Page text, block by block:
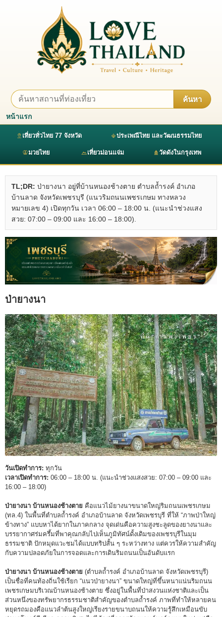
ค้นหา
หน้าแรก
เที่ยวทั่วไทย 77 จังหวัด ประเพณีไทย และวัฒนธรรมไทย
มวยไทย เที่ยวม่อนแจ่ม วัดดังในกรุงเทพ
TL;DR: ป่ายางนา อยู่ที่บ้านหนองช้างตาย ตำบลถ้ำรงค์ อำเภอ
บ้านลาด จังหวัดเพชรบุรี (แนวริมถนนเพชรเกษม ทางหลวง
หมายเลข 4) เปิดทุกวัน เวลา 06:00 – 18:00 น. (แนะนำช่วงแสง
สวย: 07:00 – 09:00 และ 16:00 – 18:00).
ป่ายางนา
วันเปิดทำการ: ทุกวัน
เวลาเปิดทำการ: 06:00 – 18:00 น. (แนะนำช่วงแสงสวย: 07:00 – 09:00 และ
16:00 – 18:00)
ป่ายางนา บ้านหนองช้างตาย คือแนวไม้ยางนาขนาดใหญ่ริมถนนเพชรเกษม
(ทล.4) ในพื้นที่ตำบลถ้ำรงค์ อำเภอบ้านลาด จังหวัดเพชรบุรี ที่ให้ “ภาพป่าใหญ่
ข้างทาง” แบบหาได้ยากในภาคกลาง จุดเด่นคือความสูงชะลูดของยางนาและ
บรรยากาศร่มครึ้มที่พาคุณกลับไปเห็นภูมิทัศน์ดั้งเดิมของเพชรบุรีในมุม
ธรรมชาติ ปักหมุดแวะชมได้แบบทริปสั้น ๆ ระหว่างทาง แต่ควรให้ความสำคัญ
กับความปลอดภัยในการจอดและการเดินริมถนนเป็นอันดับแรก
ป่ายางนา บ้านหนองช้างตาย (ตำบลถ้ำรงค์ อำเภอบ้านลาด จังหวัดเพชรบุรี)
เป็นชื่อที่คนท้องถิ่นใช้เรียก “แนวป่ายางนา” ขนาดใหญ่ที่ขึ้นหนาแน่นริมถนน
เพชรเกษมบริเวณบ้านหนองช้างตาย ซึ่งอยู่ในพื้นที่ป่าสงวนแห่งชาติและเป็น
ส่วนหนึ่งของทรัพยากรธรรมชาติสำคัญของตำบลถ้ำรงค์ ภาพที่ทำให้หลายคน
หยุดรถมองคือแนวลำต้นสูงใหญ่เรียงรายขนาบถนนให้ความรู้สึกเหมือนขับ